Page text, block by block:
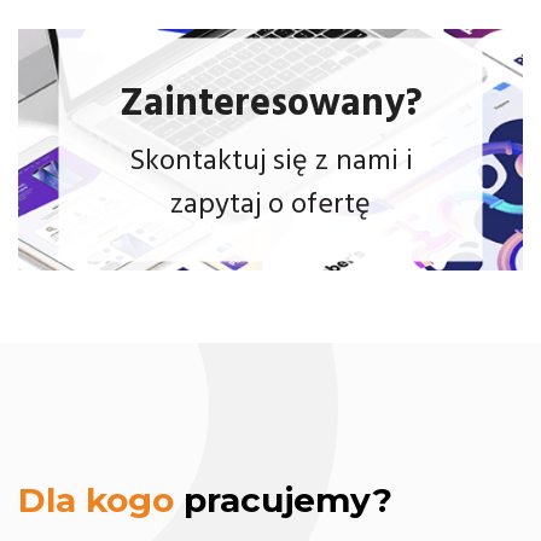
Zainteresowany?
Skontaktuj się z nami i
zapytaj o ofertę
Dla kogo pracujemy?